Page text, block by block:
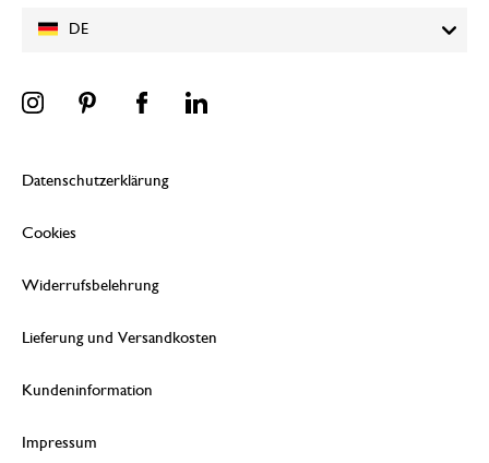
DE
Datenschutzerklärung
Cookies
Widerrufsbelehrung
Lieferung und Versandkosten
Kundeninformation
Impressum